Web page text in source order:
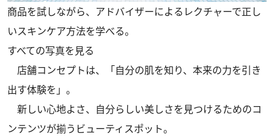
商品を試しながら、アドバイザーによるレクチャーで正し
いスキンケア方法を学べる。
すべての写真を見る
店舗コンセプトは、「自分の肌を知り、本来の力を引き
出す体験を」。
新しい心地よさ、自分らしい美しさを見つけるためのコ
ンテンツが揃うビューティスポット。